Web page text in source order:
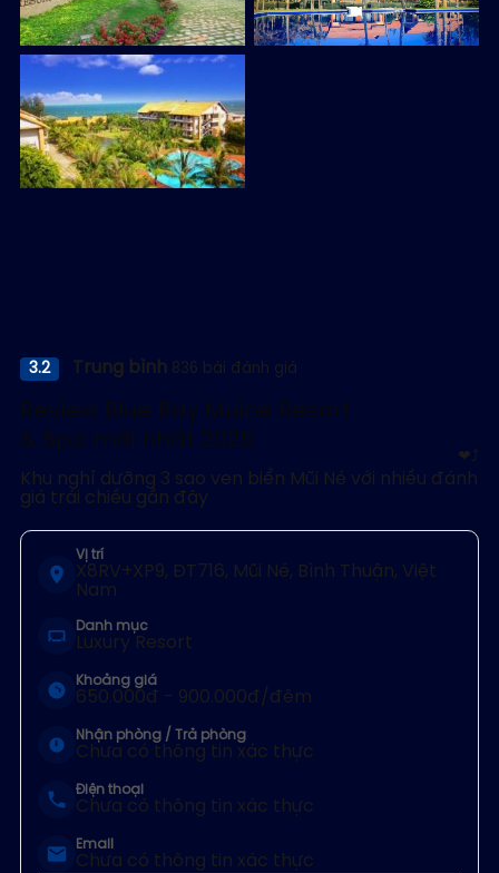
View all photos
3.2 Trung bình 836 bài đánh giá
Review Blue Bay Muine Resort
& Spa mới nhất 2026
❤
Khu nghỉ dưỡng 3 sao ven biển Mũi Né với nhiều đánh
giá trái chiều gần đây
Vị trí
X8RV+XP9, ĐT716, Mũi Né, Bình Thuận, Việt
Nam
Danh mục
Luxury Resort
Khoảng giá
650.000đ - 900.000đ/đêm
Nhận phòng / Trả phòng
Chưa có thông tin xác thực
Điện thoại
Chưa có thông tin xác thực
Email
Chưa có thông tin xác thực